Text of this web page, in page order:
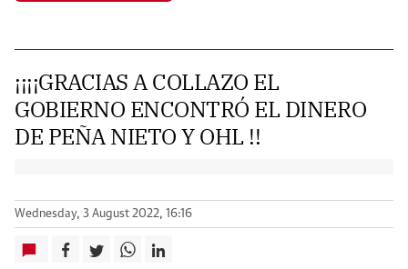
¡¡¡¡GRACIAS A COLLAZO EL
GOBIERNO ENCONTRÓ EL DINERO
DE PEÑA NIETO Y OHL !!
Wednesday, 3 August 2022, 16:16